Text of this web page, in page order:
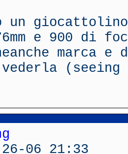
un
e 900 di
marca
(seeing
06 21:33